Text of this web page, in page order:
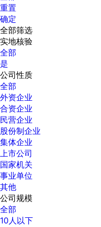
重置
确定
全部筛选
实地核验
全部
是
公司性质
全部
外资企业
合资企业
民营企业
股份制企业
集体企业
上市公司
国家机关
事业单位
其他
公司规模
全部
10人以下